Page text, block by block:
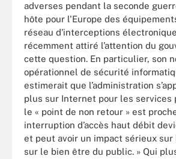
adverses pendant la seconde
hôte pour l'Europe des
réseau d'interceptions
récemment attiré l’attention du
cette question. En particulier, son
opérationnel de sécurité
estimerait que l’administration
plus sur Internet pour les services
le « point de non retour » est
interruption d’accès haut débit
et peut avoir un impact sérieux sur
sur le bien être du public. » Qui